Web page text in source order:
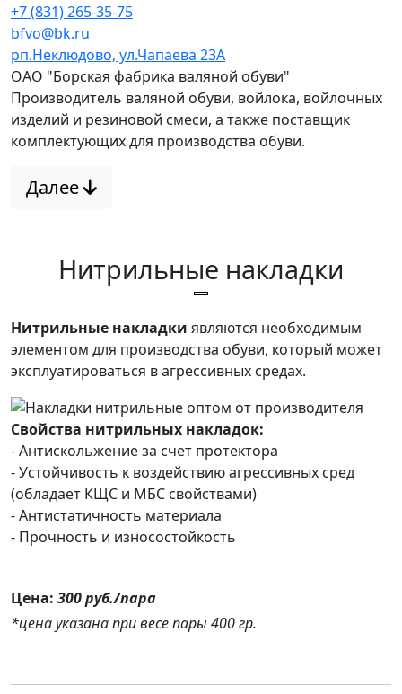
+7 (831) 265-35-75
bfvo@bk.ru
рп.Неклюдово, ул.Чапаева 23А
ОАО "Борская фабрика валяной обуви"
Производитель валяной обуви, войлока, войлочных
изделий и резиновой смеси, а также поставщик
комплектующих для производства обуви.
Далее
Нитрильные накладки
Нитрильные накладки являются необходимым
элементом для производства обуви, который может
эксплуатироваться в агрессивных средах.
Свойства нитрильных накладок:
- Антискольжение за счет протектора
- Устойчивость к воздействию агрессивных сред
(обладает КЩС и МБС свойствами)
- Антистатичность материала
- Прочность и износостойкость
Цена: 300 руб./пара
*цена указана при весе пары 400 гр.